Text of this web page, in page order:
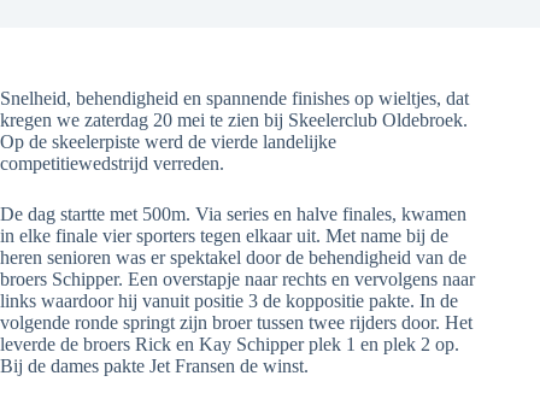
Snelheid, behendigheid en spannende finishes op wieltjes, dat
kregen we zaterdag 20 mei te zien bij Skeelerclub Oldebroek.
Op de skeelerpiste werd de vierde landelijke
competitiewedstrijd verreden.
De dag startte met 500m. Via series en halve finales, kwamen
in elke finale vier sporters tegen elkaar uit. Met name bij de
heren senioren was er spektakel door de behendigheid van de
broers Schipper. Een overstapje naar rechts en vervolgens naar
links waardoor hij vanuit positie 3 de koppositie pakte. In de
volgende ronde springt zijn broer tussen twee rijders door. Het
leverde de broers Rick en Kay Schipper plek 1 en plek 2 op.
Bij de dames pakte Jet Fransen de winst.